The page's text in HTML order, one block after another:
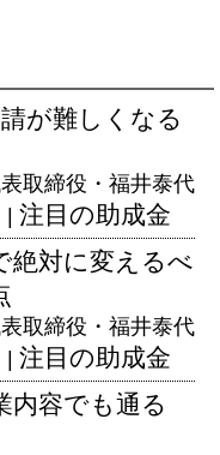
が難しくなる
取締役・福井泰代
| 注目の助成金
絶対に変えるべ
取締役・福井泰代
| 注目の助成金
内容でも通る